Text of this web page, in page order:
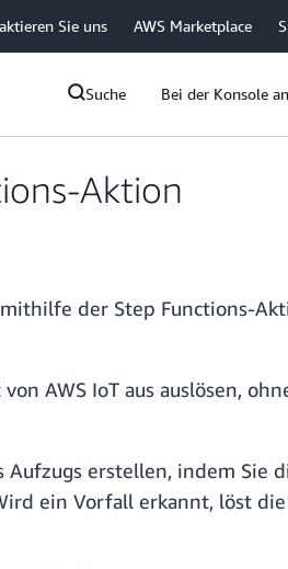
Sie uns AWS Marketplace
Suche Bei der Konsole
Aktion
der Step Functions-
AWS IoT aus auslösen,
erstellen, indem Sie
ein Vorfall erkannt, löst